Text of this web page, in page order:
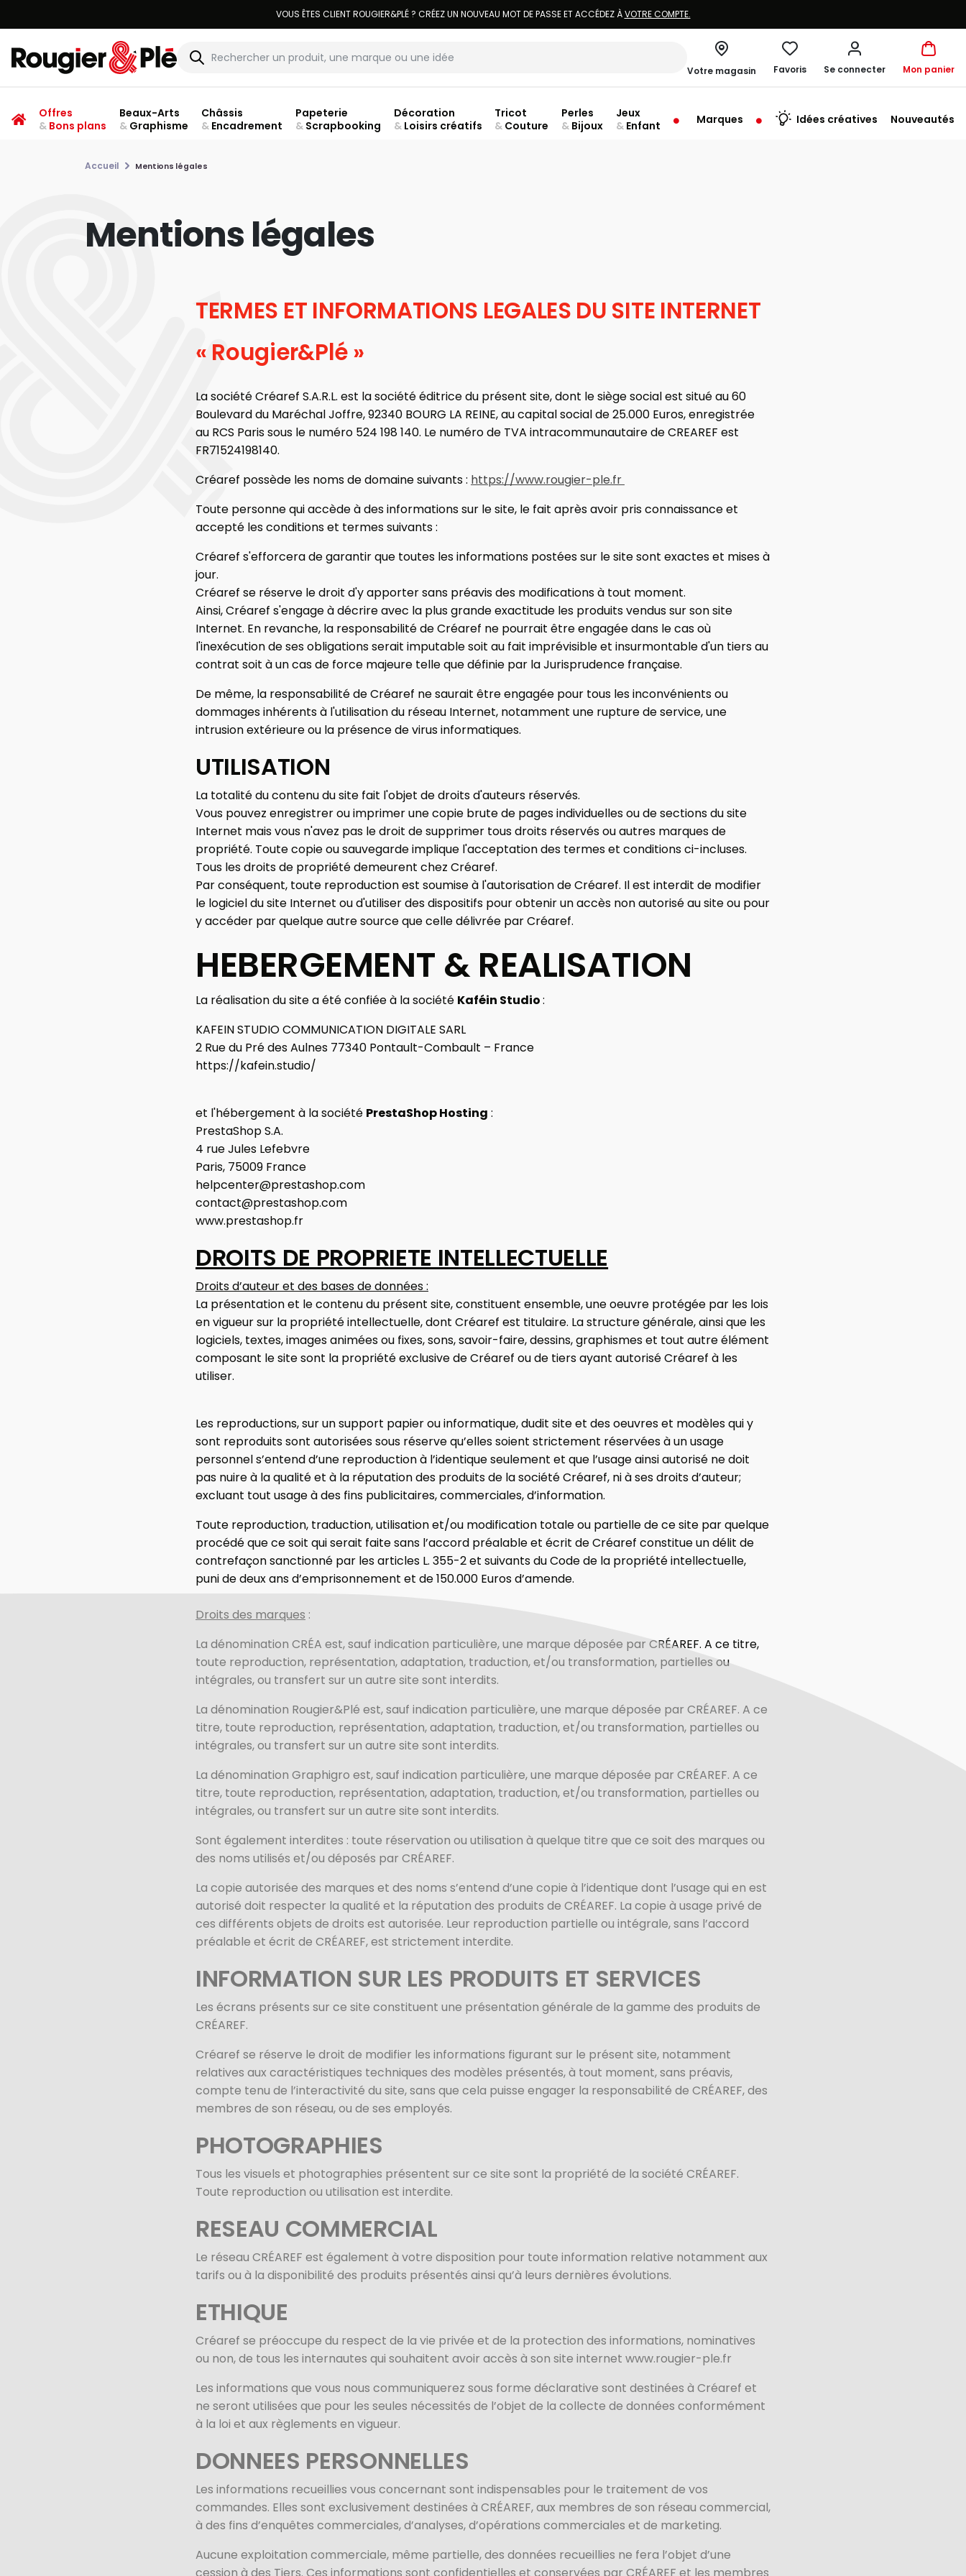
LIVRAISON À DOMICILE OFFERTE DÈS 70€.VOIR CONDITIONS
Votre magasin Favoris Se connecter Mon panier
Offres
&Bons plans
Beaux-Arts
&Graphisme
Châssis
&Encadrement
Papeterie
&Scrapbooking
Décoration
&Loisirs créatifs
Tricot
& Couture
Perles
& Bijoux
Jeux
& Enfant Marques Idées créatives Nouveautés
Accueil Mentions légales
Mentions légales
TERMES ET INFORMATIONS LEGALES DU SITE INTERNET
« Rougier&Plé »
La société Créaref S.A.R.L. est la société éditrice du présent site, dont le siège social est situé au 60
Boulevard du Maréchal Joffre, 92340 BOURG LA REINE, au capital social de 25.000 Euros, enregistrée
au RCS Paris sous le numéro 524 198 140. Le numéro de TVA intracommunautaire de CREAREF est
FR71524198140.
Créaref possède les noms de domaine suivants : https://www.rougier-ple.fr
Toute personne qui accède à des informations sur le site, le fait après avoir pris connaissance et
accepté les conditions et termes suivants :
Créaref s'efforcera de garantir que toutes les informations postées sur le site sont exactes et mises à
jour.
Créaref se réserve le droit d'y apporter sans préavis des modifications à tout moment.
Ainsi, Créaref s'engage à décrire avec la plus grande exactitude les produits vendus sur son site
Internet. En revanche, la responsabilité de Créaref ne pourrait être engagée dans le cas où
l'inexécution de ses obligations serait imputable soit au fait imprévisible et insurmontable d'un tiers au
contrat soit à un cas de force majeure telle que définie par la Jurisprudence française.
De même, la responsabilité de Créaref ne saurait être engagée pour tous les inconvénients ou
dommages inhérents à l'utilisation du réseau Internet, notamment une rupture de service, une
intrusion extérieure ou la présence de virus informatiques.
UTILISATION
La totalité du contenu du site fait l'objet de droits d'auteurs réservés.
Vous pouvez enregistrer ou imprimer une copie brute de pages individuelles ou de sections du site
Internet mais vous n'avez pas le droit de supprimer tous droits réservés ou autres marques de
propriété. Toute copie ou sauvegarde implique l'acceptation des termes et conditions ci-incluses.
Tous les droits de propriété demeurent chez Créaref.
Par conséquent, toute reproduction est soumise à l'autorisation de Créaref. Il est interdit de modifier
le logiciel du site Internet ou d'utiliser des dispositifs pour obtenir un accès non autorisé au site ou pour
y accéder par quelque autre source que celle délivrée par Créaref.
HEBERGEMENT & REALISATION
La réalisation du site a été confiée à la société Kaféin Studio:
KAFEIN STUDIO COMMUNICATION DIGITALE SARL
2 Rue du Pré des Aulnes 77340 Pontault-Combault – France
https://kafein.studio/
et l'hébergement à la société PrestaShop Hosting :
PrestaShop S.A.
4 rue Jules Lefebvre
Paris, 75009 France
helpcenter@prestashop.com
contact@prestashop.com
www.prestashop.fr
DROITS DE PROPRIETE INTELLECTUELLE
Droits d’auteur et des bases de données :
La présentation et le contenu du présent site, constituent ensemble, une oeuvre protégée par les lois
en vigueur sur la propriété intellectuelle, dont Créaref est titulaire. La structure générale, ainsi que les
logiciels, textes, images animées ou fixes, sons, savoir-faire, dessins, graphismes et tout autre élément
composant le site sont la propriété exclusive de Créaref ou de tiers ayant autorisé Créaref à les
utiliser.
Les reproductions, sur un support papier ou informatique, dudit site et des oeuvres et modèles qui y
sont reproduits sont autorisées sous réserve qu’elles soient strictement réservées à un usage
personnel s’entend d’une reproduction à l’identique seulement et que l’usage ainsi autorisé ne doit
pas nuire à la qualité et à la réputation des produits de la société Créaref, ni à ses droits d’auteur;
excluant tout usage à des fins publicitaires, commerciales, d’information.
Toute reproduction, traduction, utilisation et/ou modification totale ou partielle de ce site par quelque
procédé que ce soit qui serait faite sans l’accord préalable et écrit de Créaref constitue un délit de
contrefaçon sanctionné par les articles L. 355-2 et suivants du Code de la propriété intellectuelle,
puni de deux ans d’emprisonnement et de 150.000 Euros d’amende.
Droits des marques :
La dénomination CRÉA est, sauf indication particulière, une marque déposée par CRÉAREF. A ce titre,
toute reproduction, représentation, adaptation, traduction, et/ou transformation, partielles ou
intégrales, ou transfert sur un autre site sont interdits.
La dénomination Rougier&Plé est, sauf indication particulière, une marque déposée par CRÉAREF. A ce
titre, toute reproduction, représentation, adaptation, traduction, et/ou transformation, partielles ou
intégrales, ou transfert sur un autre site sont interdits.
La dénomination Graphigro est, sauf indication particulière, une marque déposée par CRÉAREF. A ce
titre, toute reproduction, représentation, adaptation, traduction, et/ou transformation, partielles ou
intégrales, ou transfert sur un autre site sont interdits.
Sont également interdites : toute réservation ou utilisation à quelque titre que ce soit des marques ou
des noms utilisés et/ou déposés par CRÉAREF.
La copie autorisée des marques et des noms s’entend d’une copie à l’identique dont l’usage qui en est
autorisé doit respecter la qualité et la réputation des produits de CRÉAREF. La copie à usage privé de
ces différents objets de droits est autorisée. Leur reproduction partielle ou intégrale, sans l’accord
préalable et écrit de CRÉAREF, est strictement interdite.
INFORMATION SUR LES PRODUITS ET SERVICES
Les écrans présents sur ce site constituent une présentation générale de la gamme des produits de
CRÉAREF.
Créaref se réserve le droit de modifier les informations figurant sur le présent site, notamment
relatives aux caractéristiques techniques des modèles présentés, à tout moment, sans préavis,
compte tenu de l’interactivité du site, sans que cela puisse engager la responsabilité de CRÉAREF, des
membres de son réseau, ou de ses employés.
PHOTOGRAPHIES
Tous les visuels et photographies présentent sur ce site sont la propriété de la société CRÉAREF.
Toute reproduction ou utilisation est interdite.
RESEAU COMMERCIAL
Le réseau CRÉAREF est également à votre disposition pour toute information relative notamment aux
tarifs ou à la disponibilité des produits présentés ainsi qu’à leurs dernières évolutions.
ETHIQUE
Créaref se préoccupe du respect de la vie privée et de la protection des informations, nominatives
ou non, de tous les internautes qui souhaitent avoir accès à son site internet www.rougier-ple.fr
Les informations que vous nous communiquerez sous forme déclarative sont destinées à Créaref et
ne seront utilisées que pour les seules nécessités de l’objet de la collecte de données conformément
à la loi et aux règlements en vigueur.
DONNEES PERSONNELLES
Les informations recueillies vous concernant sont indispensables pour le traitement de vos
commandes. Elles sont exclusivement destinées à CRÉAREF, aux membres de son réseau commercial,
à des fins d’enquêtes commerciales, d’analyses, d’opérations commerciales et de marketing.
Aucune exploitation commerciale, même partielle, des données recueillies ne fera l’objet d’une